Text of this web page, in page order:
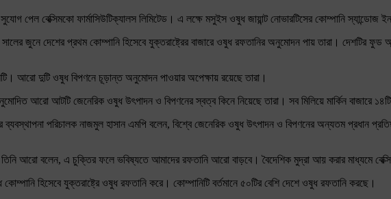
পেল বেক্সিমকো ফার্মাসিউটিক্যালস লিমিটেড। এ লক্ষে মসুইস ওষুধ জায়ান্ট নোভারটিসের কোম্পানি
সালের জুনে দেশের প্রথম কোম্পানি হিসেবে যুক্তরাষ্ট্রের বাজারে ওষুধ রফতানির অনুমোদন পায় তারা। দেশটির
আরো দুটি ওষুধ বিপণনে চূড়ান্ত অনুমোদন পাওয়ার অপেক্ষায় রয়েছে তারা।
আরো আটটি জেনেরিক ওষুধ উৎপাদন ও বিপণনের স্বত্ব কিনে নিয়েছে তারা। সব মিলিয়ে মার্কিন বাজারে
ব্যবস্থাপনা পরিচালক নাজমুল হাসান এমপি বলেন, বিশ্বে জেনেরিক ওষুধ উৎপাদন ও বিপণনের অন্যতম প্রধান
আরো বলেন, এ চুক্তির ফলে ভবিষ্যতে আমাদের রফতানি আরো বাড়বে। বৈদেশিক মুদ্রা আয় করার মাধ্যমে
হিসেবে যুক্তরাষ্ট্রে ওষুধ রফতানি করে। কোম্পানিটি বর্তমানে ৫০টির বেশি দেশে ওষুধ রফতানি করছে।